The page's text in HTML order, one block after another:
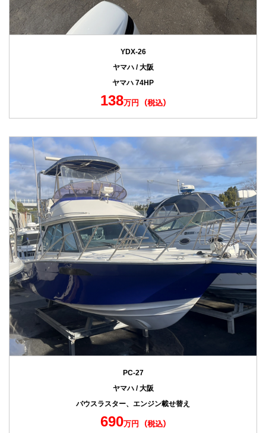
YDX-26
ヤマハ / 大阪
ヤマハ 74HP
138万円
PC-27
ヤマハ / 大阪
バウスラスター、エンジン載せ替え
690万円